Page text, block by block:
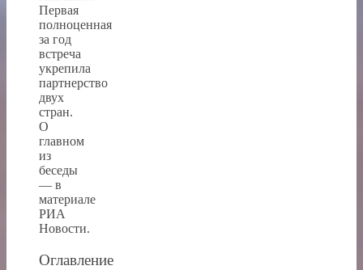
Первая
полноценная
за год
встреча
укрепила
партнерство
двух
стран.
О
главном
из
беседы
— в
материале
РИА
Новости.
Оглавление